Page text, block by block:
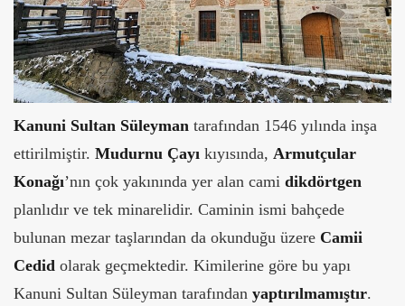
Kanuni Sultan Süleyman tarafından 1546 yılında inşa
ettirilmiştir. Mudurnu Çayı kıyısında, Armutçular
Konağı’nın çok yakınında yer alan cami dikdörtgen
planlıdır ve tek minarelidir. Caminin ismi bahçede
bulunan mezar taşlarından da okunduğu üzere Camii
Cedid olarak geçmektedir. Kimilerine göre bu yapı
Kanuni Sultan Süleyman tarafından yaptırılmamıştır.